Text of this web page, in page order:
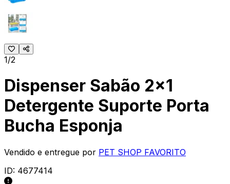
1/2
Dispenser Sabão 2x1
Detergente Suporte Porta
Bucha Esponja
Vendido e entregue por PET SHOP FAVORITO
ID: 4677414